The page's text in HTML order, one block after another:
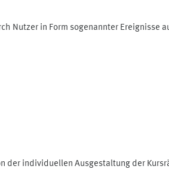
Nutzer in Form sogenannter Ereignisse
der individuellen Ausgestaltung der